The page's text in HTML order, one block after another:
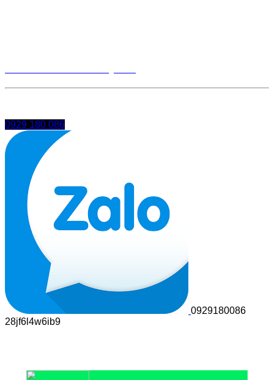
0929 180 086
0929180086
28jf6l4w6ib9